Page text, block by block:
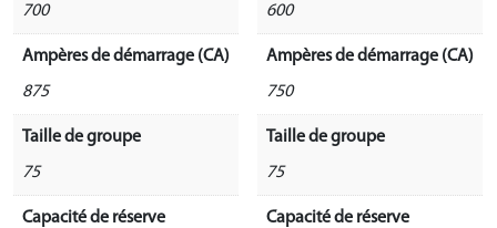
700
Ampères de démarrage (CA)
875
Taille de groupe
75
Capacité de réserve
600
Ampères de démarrage (CA)
750
Taille de groupe
75
Capacité de réserve